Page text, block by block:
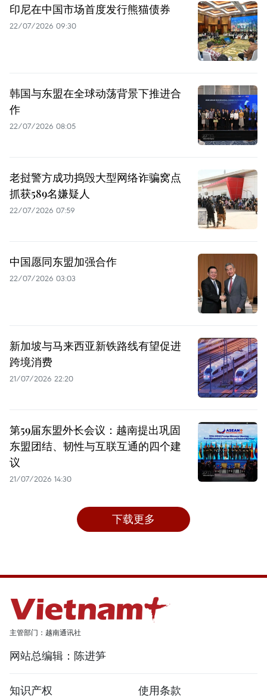
印尼在中国市场首度发行熊猫债券
22/07/2026 09:30
韩国与东盟在全球动荡背景下推进合
作
22/07/2026 08:05
老挝警方成功捣毁大型网络诈骗窝点
抓获589名嫌疑人
22/07/2026 07:59
中国愿同东盟加强合作
22/07/2026 03:03
新加坡与马来西亚新铁路线有望促进
跨境消费
21/07/2026 22:20
第59届东盟外长会议：越南提出巩固
东盟团结、韧性与互联互通的四个建
议
21/07/2026 14:30
下载更多
主管部门：越南通讯社
网站总编辑：陈进笋
知识产权 使用条款